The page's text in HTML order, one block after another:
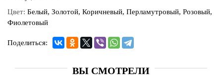
Цвет: Белый, Золотой, Коричневый, Перламутровый, Розовый,
Фиолетовый
Поделиться:
ВЫ СМОТРЕЛИ